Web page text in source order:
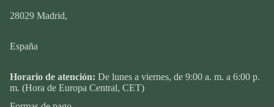
28029 Madrid,
España
Horario de atención: De lunes a viernes, de 9:00 a. m. a 6:00 p.
m. (Hora de Europa Central, CET)
Política de reembolso